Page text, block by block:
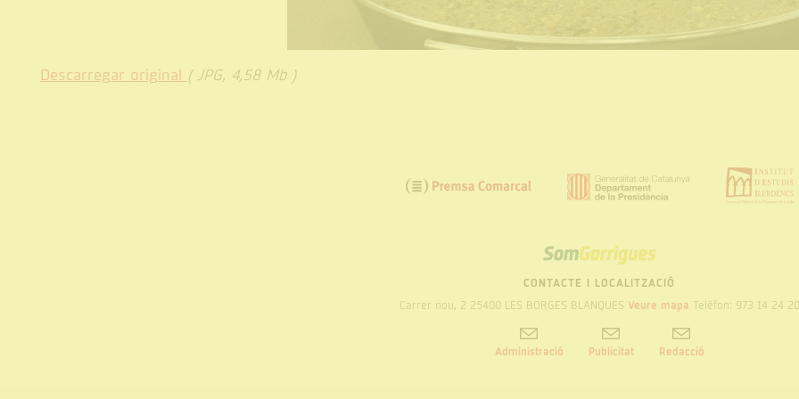
Descarregar original ( JPG, 4,58 Mb )
SOM
GARRIGUES
CONTACTE I LOCALITZACIÓ
Carrer nou, 2 25400 LES BORGES BLANQUES Veure mapa Telèfon: 973 14 24 20
Administració Publicitat Redacció